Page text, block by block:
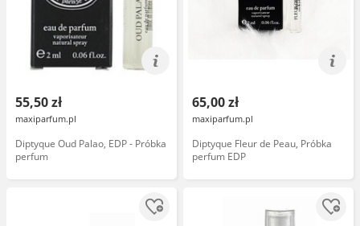
55,50 zł
maxiparfum.pl
Diptyque Oud Palao, EDP - Próbka
perfum
65,00 zł
maxiparfum.pl
Diptyque Fleur de Peau, Próbka
perfum EDP